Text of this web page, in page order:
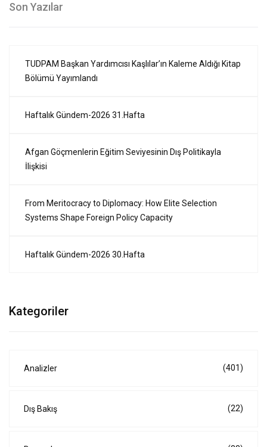
Son Yazılar
TUDPAM Başkan Yardımcısı Kaşlılar’ın Kaleme Aldığı Kitap
Bölümü Yayımlandı
Haftalık Gündem-2026 31.Hafta
Afgan Göçmenlerin Eğitim Seviyesinin Dış Politikayla
İlişkisi
From Meritocracy to Diplomacy: How Elite Selection
Systems Shape Foreign Policy Capacity
Haftalık Gündem-2026 30.Hafta
Kategoriler
Analizler (401)
Dış Bakış (22)